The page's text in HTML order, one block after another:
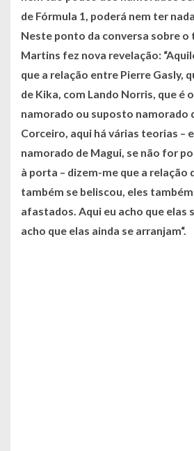
de Fórmula 1, poderá nem ter
Neste ponto da conversa sobre o
Martins fez nova revelação: “
que a relação entre Pierre Gasly,
de Kika, com Lando Norris, que é
namorado ou suposto namorado
Corceiro, aqui há várias teorias –
namorado de Magui, se não for
à porta – dizem-me que a relação
também se beliscou, eles
afastados. Aqui eu acho que elas
acho que elas ainda se arranjam“.